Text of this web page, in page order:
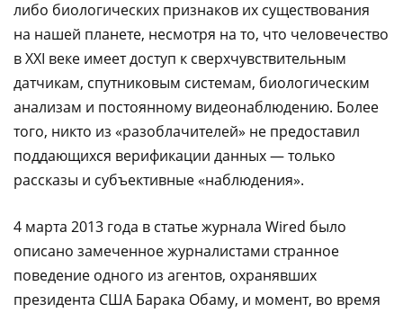
либо биологических признаков их существования
на нашей планете, несмотря на то, что человечество
в XXI веке имеет доступ к сверхчувствительным
датчикам, спутниковым системам, биологическим
анализам и постоянному видеонаблюдению. Более
того, никто из «разоблачителей» не предоставил
поддающихся верификации данных — только
рассказы и субъективные «наблюдения».
4 марта 2013 года в статье журнала Wired было
описано замеченное журналистами странное
поведение одного из агентов, охранявших
президента США Барака Обаму, и момент, во время